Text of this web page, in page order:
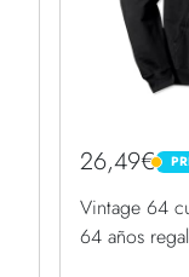
26,49€
Vintage 64
64 años